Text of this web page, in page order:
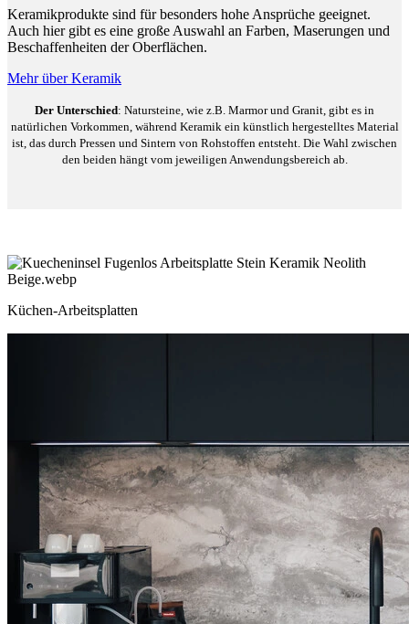
Keramikprodukte sind für besonders hohe Ansprüche geeignet.
Auch hier gibt es eine große Auswahl an Farben, Maserungen und
Beschaffenheiten der Oberflächen.
Mehr über Keramik
Der Unterschied: Natursteine, wie z.B. Marmor und Granit, gibt es in
natürlichen Vorkommen, während Keramik ein künstlich hergestelltes Material
ist, das durch Pressen und Sintern von Rohstoffen entsteht. Die Wahl zwischen
den beiden hängt vom jeweiligen Anwendungsbereich ab.
Küchen-Arbeitsplatten